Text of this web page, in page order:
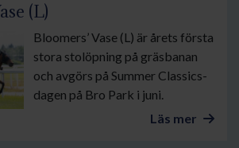
(L)
Bloomers’ Vase (L) är årets första
stora stolöpning på gräsbanan
och avgörs på Summer Classics-
dagen på Bro Park i juni.
Läs mer